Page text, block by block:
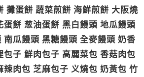
攤蛋餅 蔬菜煎餅 海鮮煎餅 大阪燒
蛋餅 葱油蛋餅 黑白饅頭 地瓜饅頭
南瓜饅頭 黑糖饅頭 全麥饅頭 奶香
包子 鮮肉包子 高麗菜包 香菇肉包
辣肉包 芝麻包子 义燒包 奶黃包 竹